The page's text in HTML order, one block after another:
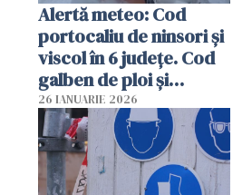
Alertă meteo: Cod
portocaliu de ninsori şi
viscol în 6 judeţe. Cod
galben de ploi şi
lapoviţă în 14 judeţe
26 IANUARIE 2026